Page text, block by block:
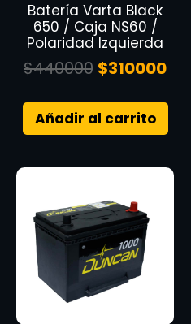
Batería Varta Black
650 / Caja NS60 /
Polaridad Izquierda
$440000 $310000
Añadir al carrito